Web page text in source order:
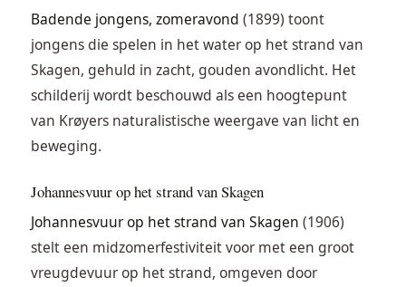
Badende jongens, zomeravond (1899) toont
jongens die spelen in het water op het strand van
Skagen, gehuld in zacht, gouden avondlicht. Het
schilderij wordt beschouwd als een hoogtepunt
van Krøyers naturalistische weergave van licht en
beweging.
Johannesvuur op het strand van Skagen
Johannesvuur op het strand van Skagen (1906)
stelt een midzomerfestiviteit voor met een groot
vreugdevuur op het strand, omgeven door